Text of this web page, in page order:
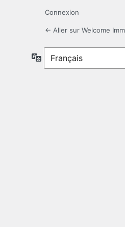
Connexion
← Aller sur Welcome
Langue